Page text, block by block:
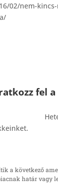
02/nem-
fel a
a következő
határ vagy